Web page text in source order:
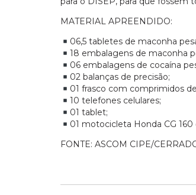
MATERIAL APREENDIDO:
06,5 tabletes de maconha
18 embalagens de maconha
06 embalagens de cocaína
02 balanças de precisão;
01 frasco com comprimidos
10 telefones celulares;
01 tablet;
01 motocicleta Honda CG 160
FONTE: ASCOM CIPE/